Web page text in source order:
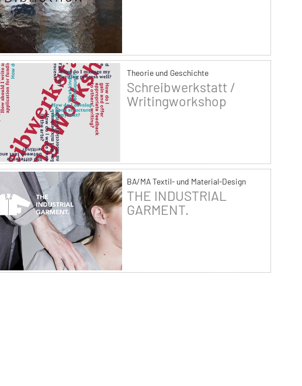
Theorie und Geschichte
Schreibwerkstatt /
Writingworkshop
BA/MA Textil- und Material-Design
THE INDUSTRIAL
GARMENT.